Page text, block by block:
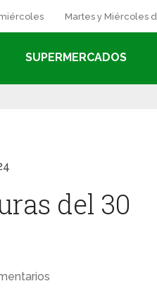
Martes y Miércoles
SUPERMERCADOS
del 30